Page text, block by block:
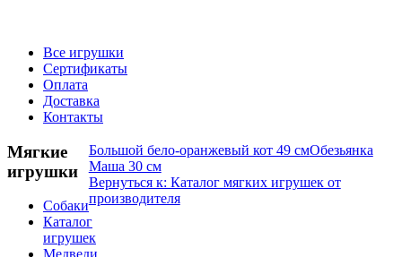
Все игрушки
Сертификаты
Оплата
Доставка
Контакты
Большой бело-оранжевый кот 49 смОбезьянка
Маша 30 см
Вернуться к: Каталог мягких игрушек от
производителя
Мягкие
игрушки
Собаки
Каталог
игрушек